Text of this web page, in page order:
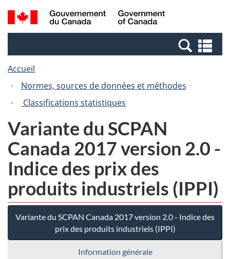
Passer
au
Passer
à
Canada
Recherche
et
et
Accueil
Normes, sources de données et méthodes
Classifications statistiques
Variante du SCPAN
Canada 2017 version 2.0 -
Indice des prix des
produits industriels (IPPI)
Variante du SCPAN Canada 2017 version 2.0 - Indice des
prix des produits industriels (IPPI)
Information générale